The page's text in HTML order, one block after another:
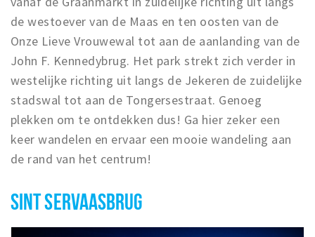
de westoever van de Maas en ten oosten van de
Onze Lieve Vrouwewal tot aan de aanlanding van de
John F. Kennedybrug. Het park strekt zich verder in
westelijke richting uit langs de Jekeren de zuidelijke
stadswal tot aan de Tongersestraat. Genoeg
plekken om te ontdekken dus! Ga hier zeker een
keer wandelen en ervaar een mooie wandeling aan
de rand van het centrum!
SINT SERVAASBRUG